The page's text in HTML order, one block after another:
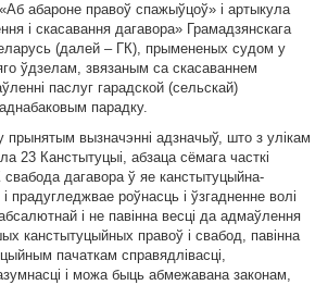
абароне правоў спажыўцоў» і артыкула
і скасавання дагавора» Грамадзянскага
(далей – ГК), прымененых судом у
ўдзелам, звязаным са скасаваннем
паслуг гарадской (сельскай)
парадку.
вызначэнні адзначыў, што з улікам
23 Канстытуцыі, абзаца сёмага часткі
дагавора ў яе канстытуцыйна-
прадугледжвае роўнасць і ўзгадненне волі
і не павінна весці да адмаўлення
канстытуцыйных правоў і свабод, павінна
пачаткам справядлівасці,
і можа быць абмежавана законам,